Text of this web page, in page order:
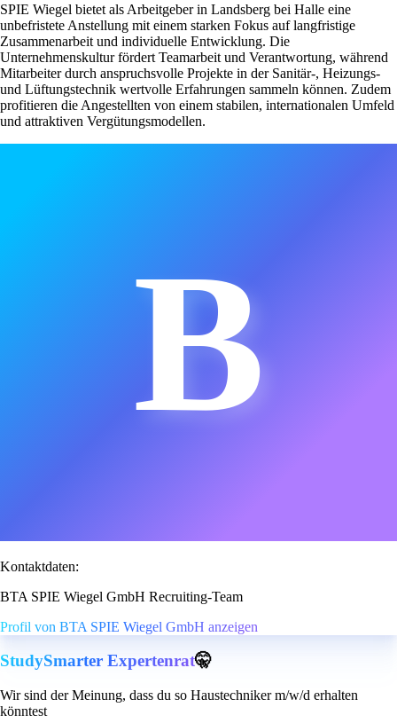
SPIE Wiegel bietet als Arbeitgeber in Landsberg bei Halle eine
unbefristete Anstellung mit einem starken Fokus auf langfristige
Zusammenarbeit und individuelle Entwicklung. Die
Unternehmenskultur fördert Teamarbeit und Verantwortung, während
Mitarbeiter durch anspruchsvolle Projekte in der Sanitär-, Heizungs-
und Lüftungstechnik wertvolle Erfahrungen sammeln können. Zudem
profitieren die Angestellten von einem stabilen, internationalen Umfeld
und attraktiven Vergütungsmodellen.
B
Kontaktdaten:
BTA SPIE Wiegel GmbH Recruiting-Team
Profil von BTA SPIE Wiegel GmbH anzeigen
StudySmarter Expertenrat🤫
Wir sind der Meinung, dass du so Haustechniker m/w/d erhalten
könntest